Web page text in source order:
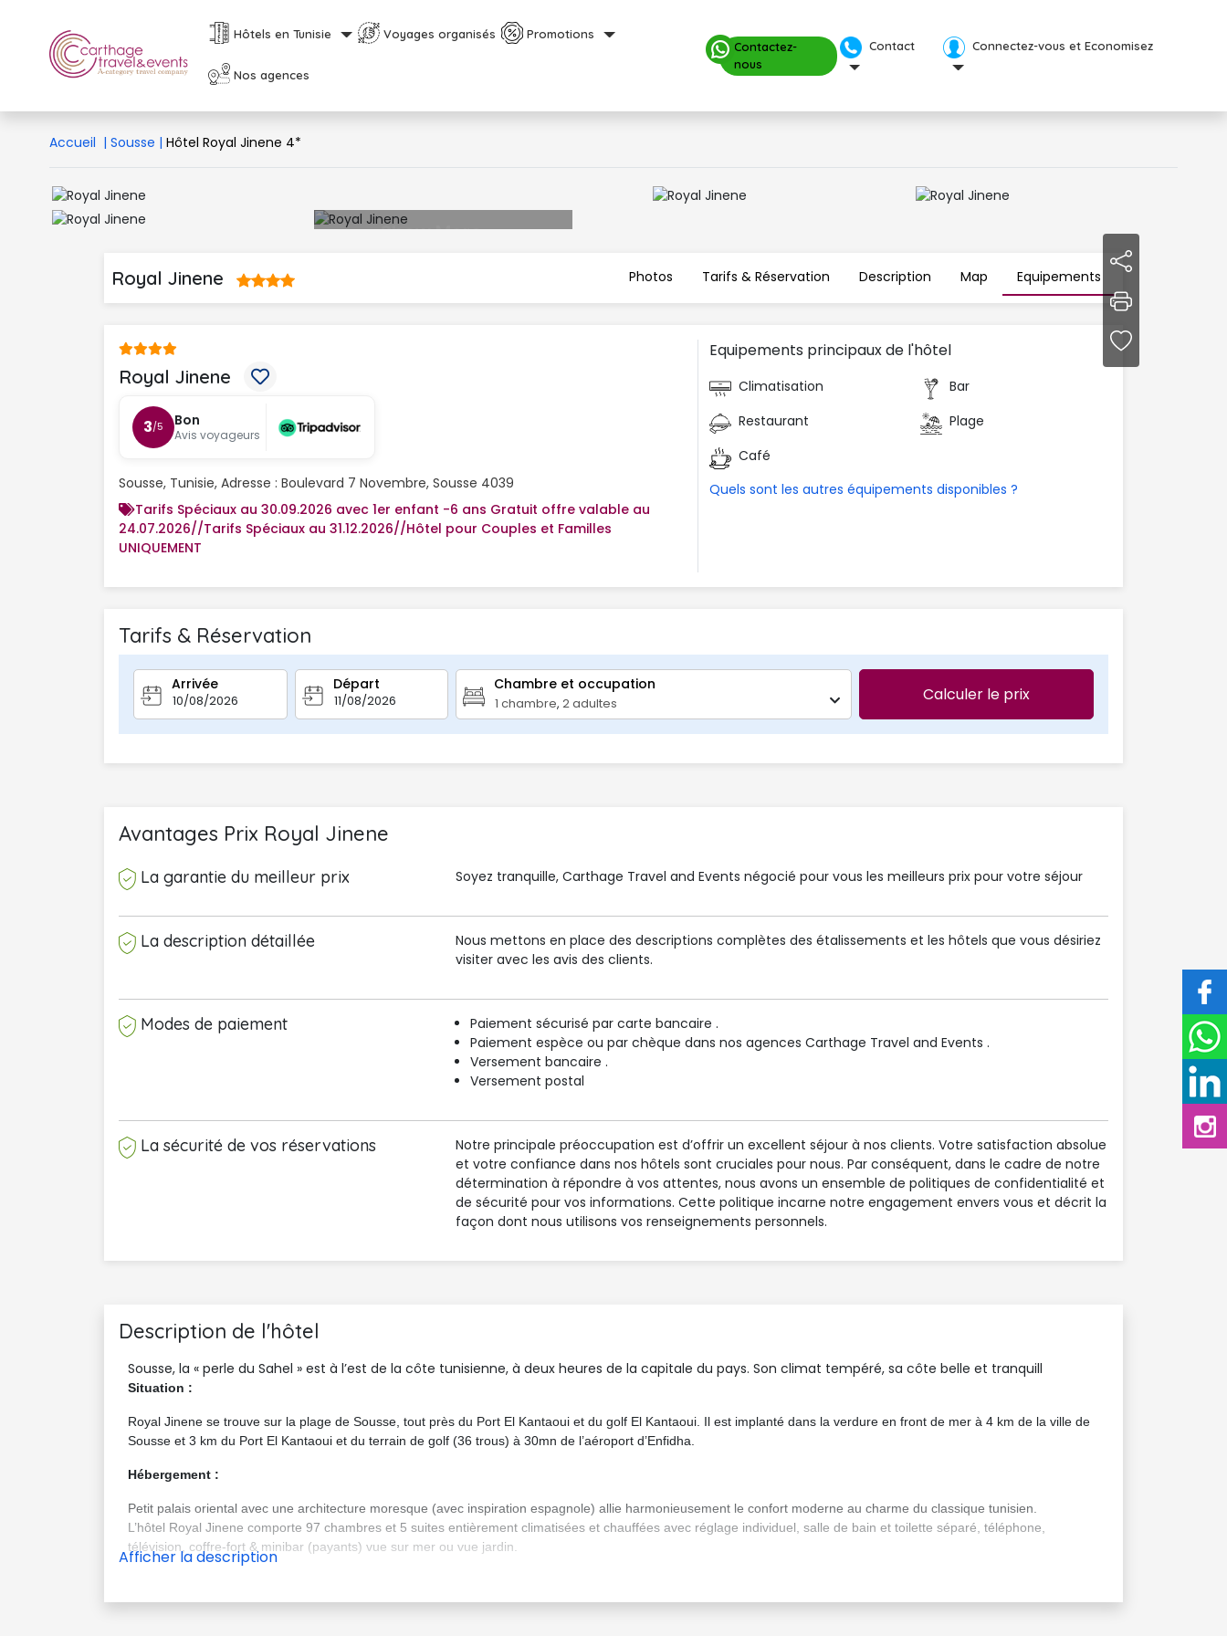
Hôtels en Tunisie Voyages organisés Promotions
Nos agences
Contactez-
nous
Contact Connectez-vous et Economisez
Accueil | Sousse | Hôtel Royal Jinene 4*
Royal Jinene Photos Tarifs & Réservation Description Map Equipements
Royal Jinene
3/5 Bon
Avis voyageurs
Sousse, Tunisie, Adresse : Boulevard 7 Novembre, Sousse 4039
Tarifs Spéciaux au 30.09.2026 avec 1er enfant -6 ans Gratuit offre valable au
24.07.2026//Tarifs Spéciaux au 31.12.2026//Hôtel pour Couples et Familles
UNIQUEMENT
Equipements principaux de l'hôtel
Climatisation
Bar
Restaurant
Plage
Café
Quels sont les autres équipements disponibles ?
Tarifs & Réservation
Arrivée Départ Chambre et occupation
1 chambre,2adultes Calculer le prix
Avantages Prix Royal Jinene
La garantie du meilleur prix Soyez tranquille, Carthage Travel and Events négocié pour vous les meilleurs prix pour votre séjour
La description détaillée
Nous mettons en place des descriptions complètes des étalissements et les hôtels que vous désiriez
visiter avec les avis des clients.
Modes de paiement
Paiement sécurisé par carte bancaire .
Paiement espèce ou par chèque dans nos agences Carthage Travel and Events .
Versement bancaire .
Versement postal
La sécurité de vos réservations
Notre principale préoccupation est d’offrir un excellent séjour à nos clients. Votre satisfaction absolue
et votre confiance dans nos hôtels sont cruciales pour nous. Par conséquent, dans le cadre de notre
détermination à répondre à vos attentes, nous avons un ensemble de politiques de confidentialité et
de sécurité pour vos informations. Cette politique incarne notre engagement envers vous et décrit la
façon dont nous utilisons vos renseignements personnels.
Description de l'hôtel
Sousse, la « perle du Sahel » est à l’est de la côte tunisienne, à deux heures de la capitale du pays. Son climat tempéré, sa côte belle et tranquill
Situation :
Royal Jinene se trouve sur la plage de Sousse, tout près du Port El Kantaoui et du golf El Kantaoui. Il est implanté dans la verdure en front de mer à 4 km de la ville de
Sousse et 3 km du Port El Kantaoui et du terrain de golf (36 trous) à 30mn de l’aéroport d’Enfidha.
Hébergement :
Petit palais oriental avec une architecture moresque (avec inspiration espagnole) allie harmonieusement le confort moderne au charme du classique tunisien.
L’hôtel Royal Jinene comporte 97 chambres et 5 suites entièrement climatisées et chauffées avec réglage individuel, salle de bain et toilette séparé, téléphone,
télévision, coffre-fort & minibar (payants) vue sur mer ou vue jardin.